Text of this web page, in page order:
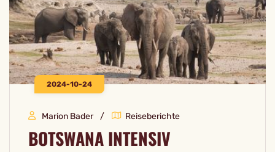
2024-10-24
Marion Bader Reiseberichte
BOTSWANA INTENSIV